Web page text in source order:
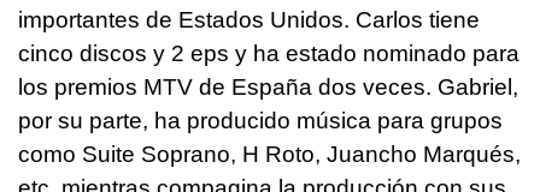
importantes de Estados Unidos. Carlos tiene
cinco discos y 2 eps y ha estado nominado para
los premios MTV de España dos veces. Gabriel,
por su parte, ha producido música para grupos
como Suite Soprano, H Roto, Juancho Marqués,